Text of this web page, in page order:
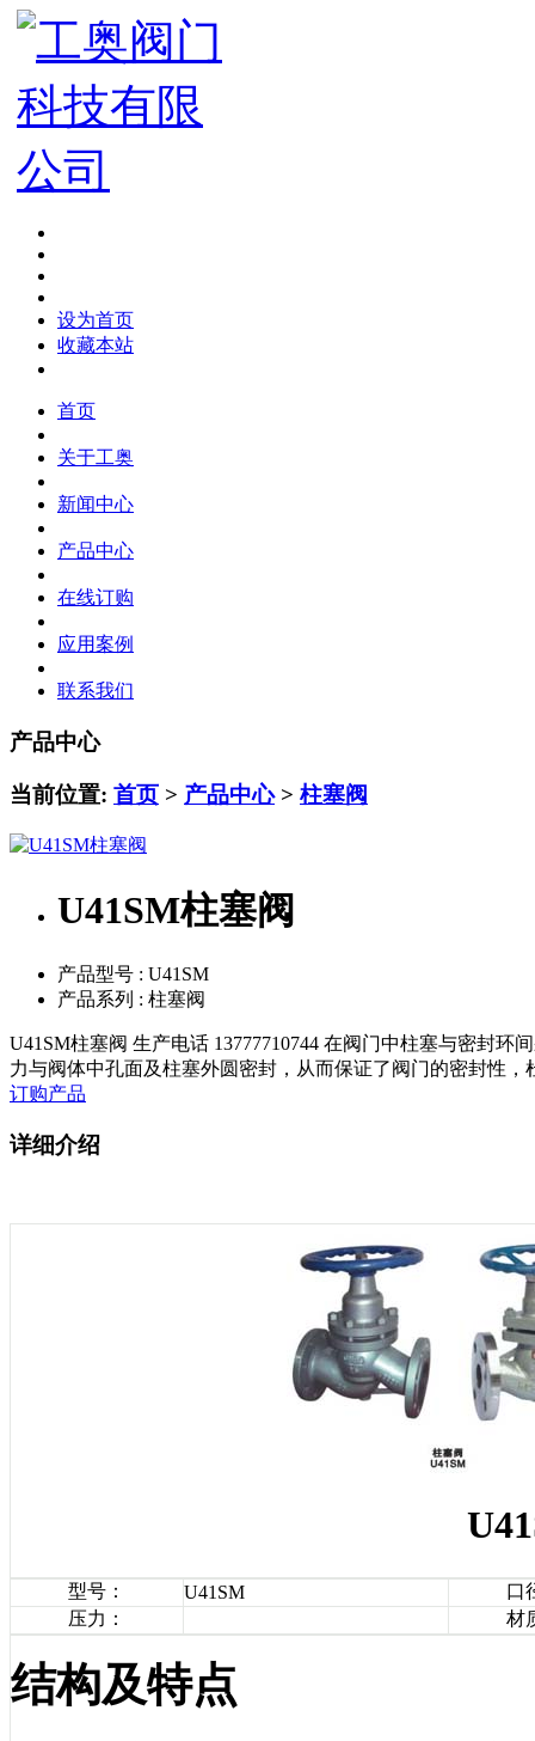
设为首页
收藏本站
首页
关于工奥
新闻中心
产品中心
在线订购
应用案例
联系我们
产品中心
当前位置: 首页 > 产品中心> 柱塞阀
U41SM柱塞阀
产品型号 : U41SM
产品系列 : 柱塞阀
U41SM柱塞阀 生产电话 13777710744 在阀门中柱塞与密封
力与阀体中孔面及柱塞外圆密封，从而保证了阀门的密封性
订购产品
详细介绍
型号： U41SM
口
压力：
材
结构及特点